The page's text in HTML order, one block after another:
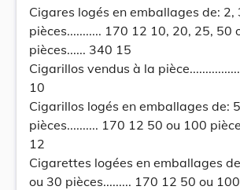
Cigares logés en emballages de: 2,
pièces........... 170 12 10, 20, 25, 50
pièces...... 340 15
Cigarillos vendus à la
10
Cigarillos logés en emballages de:
pièces.......... 170 12 50 ou 100
12
Cigarettes logées en emballages
ou 30 pièces......... 170 12 50 ou 100